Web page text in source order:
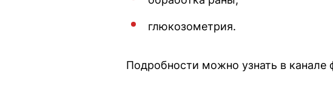
глюкозометрия.
Подробности можно узнать в канале